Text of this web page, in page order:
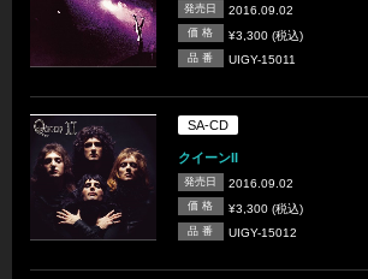
発売日 2016.09.02
価 格 ¥3,300 (税込)
品 番 UIGY-15011
SA-CD
クイーンII
発売日 2016.09.02
価 格 ¥3,300 (税込)
品 番 UIGY-15012